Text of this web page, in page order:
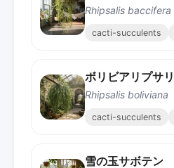
Rhipsalis baccifera
cacti-succulents
ボリビアリプサ
Rhipsalis boliviana
cacti-succulents
雪の玉サボテン